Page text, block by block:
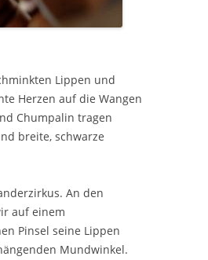
Lippen und
Herzen auf die Wangen
Chumpalin tragen
breite, schwarze
An den
auf einem
Pinsel seine Lippen
Mundwinkel.